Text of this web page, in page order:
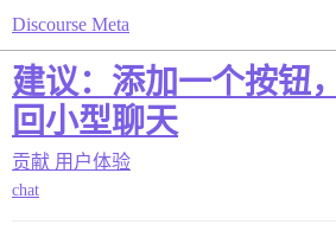
Discourse Meta
建议：添加一个按钮
回小型聊天
贡献 用户体验
chat